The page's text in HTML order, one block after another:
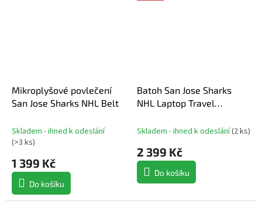
Mikroplyšové povlečení
San Jose Sharks NHL Belt
Skladem - ihned k odeslání
(>3 ks)
1 399 Kč
Do košíku
Batoh San Jose Sharks
NHL Laptop Travel
Skladem - ihned k odeslání(2 ks)
2 399 Kč
Do košíku